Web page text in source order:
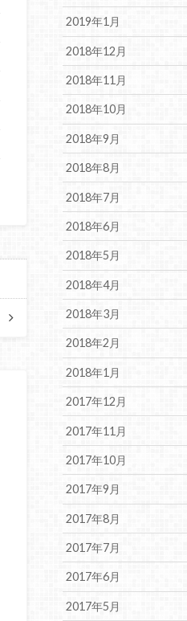
2019年1月
2018年12月
2018年11月
2018年10月
2018年9月
2018年8月
2018年7月
2018年6月
2018年5月
2018年4月
2018年3月
2018年2月
2018年1月
2017年12月
2017年11月
2017年10月
2017年9月
2017年8月
2017年7月
2017年6月
2017年5月